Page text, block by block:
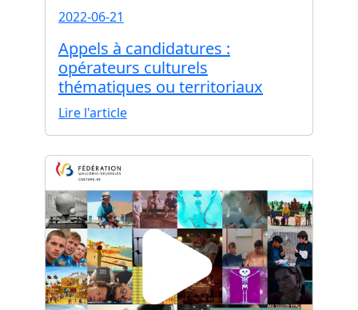
2022-06-21
Appels à candidatures :
opérateurs culturels
thématiques ou territoriaux
Lire l'article